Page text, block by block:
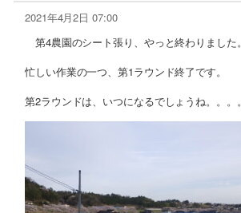
2021年4月2日 07:00
第4農園のシート張り、やっと終わりました。
忙しい作業の一つ、第1ラウンド終了です。
第2ラウンドは、いつになるでしょうね。。。。